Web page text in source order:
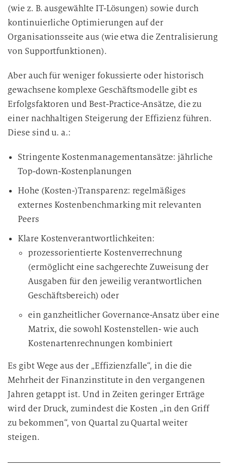
(wie z. B. ausgewählte IT-Lösungen) sowie durch
kontinuierliche Optimierungen auf der
Organisationsseite aus (wie etwa die Zentralisierung
von Supportfunktionen).
Aber auch für weniger fokussierte oder historisch
gewachsene komplexe Geschäftsmodelle gibt es
Erfolgsfaktoren und Best-Practice-Ansätze, die zu
einer nachhaltigen Steigerung der Effizienz führen.
Diese sind u. a.:
Stringente Kostenmanagementansätze: jährliche
Top-down-Kostenplanungen
Hohe (Kosten-)Transparenz: regelmäßiges
externes Kostenbenchmarking mit relevanten
Peers
Klare Kostenverantwortlichkeiten:
prozessorientierte Kostenverrechnung
(ermöglicht eine sachgerechte Zuweisung der
Ausgaben für den jeweilig verantwortlichen
Geschäftsbereich) oder
ein ganzheitlicher Governance-Ansatz über eine
Matrix, die sowohl Kostenstellen- wie auch
Kostenartenrechnungen kombiniert
Es gibt Wege aus der „Effizienzfalle“, in die die
Mehrheit der Finanzinstitute in den vergangenen
Jahren getappt ist. Und in Zeiten geringer Erträge
wird der Druck, zumindest die Kosten „in den Griff
zu bekommen“, von Quartal zu Quartal weiter
steigen.